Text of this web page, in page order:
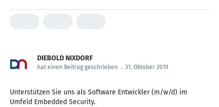
DIEBOLD NIXDORF
hat einen Beitrag geschrieben . 31. Oktober 2019
Unterstützen Sie uns als Software Entwickler (m/w/d) im
Umfeld Embedded Security.